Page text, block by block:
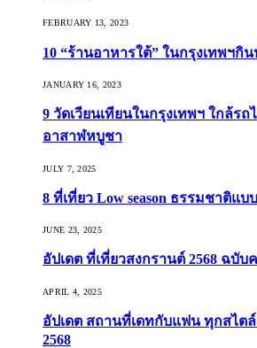
FEBRUARY 13, 2023
10 “ร้านอาหารใต้” ในกรุงเทพฯกิ
JANUARY 16, 2023
9 วัดเวียนเทียนในกรุงเทพฯ ใกล้ร
อาสาฬหบูชา
JULY 7, 2025
8 ที่เที่ยว Low season ธรรมชาติแ
JUNE 23, 2025
อัปเดต ที่เที่ยวสงกรานต์ 2568 ฉบับ
APRIL 4, 2025
อัปเดต สถานที่เดทกับแฟน ทุกสไต
2568